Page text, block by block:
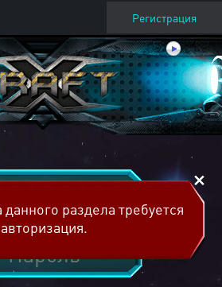
Регистрация
раздела требуется
авторизация.